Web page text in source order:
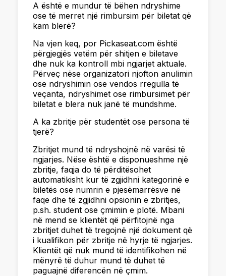
A është e mundur të bëhen ndryshime
ose të merret një rimbursim për biletat që
kam blerë?
Na vjen keq, por Pickaseat.com është
përgjegjës vetëm për shitjen e biletave
dhe nuk ka kontroll mbi ngjarjet aktuale.
Përveç nëse organizatori njofton anulimin
ose ndryshimin ose vendos rregulla të
veçanta, ndryshimet ose rimbursimet për
biletat e blera nuk janë të mundshme.
A ka zbritje për studentët ose persona të
tjerë?
Zbritjet mund të ndryshojnë në varësi të
ngjarjes. Nëse është e disponueshme një
zbritje, faqja do të përditësohet
automatikisht kur të zgjidhni kategorinë e
biletës ose numrin e pjesëmarrësve në
faqe dhe të zgjidhni opsionin e zbritjes,
p.sh. student ose çmimin e plotë. Mbani
në mend se klientët që përfitojnë nga
zbritjet duhet të tregojnë një dokument që
i kualifikon për zbritje në hyrje të ngjarjes.
Klientët që nuk mund të identifikohen në
mënyrë të duhur mund të duhet të
paguajnë diferencën në çmim.